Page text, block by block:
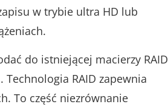
w trybie ultra HD lub
do istniejącej macierzy RAID
RAID zapewnia
To część niezrównanie